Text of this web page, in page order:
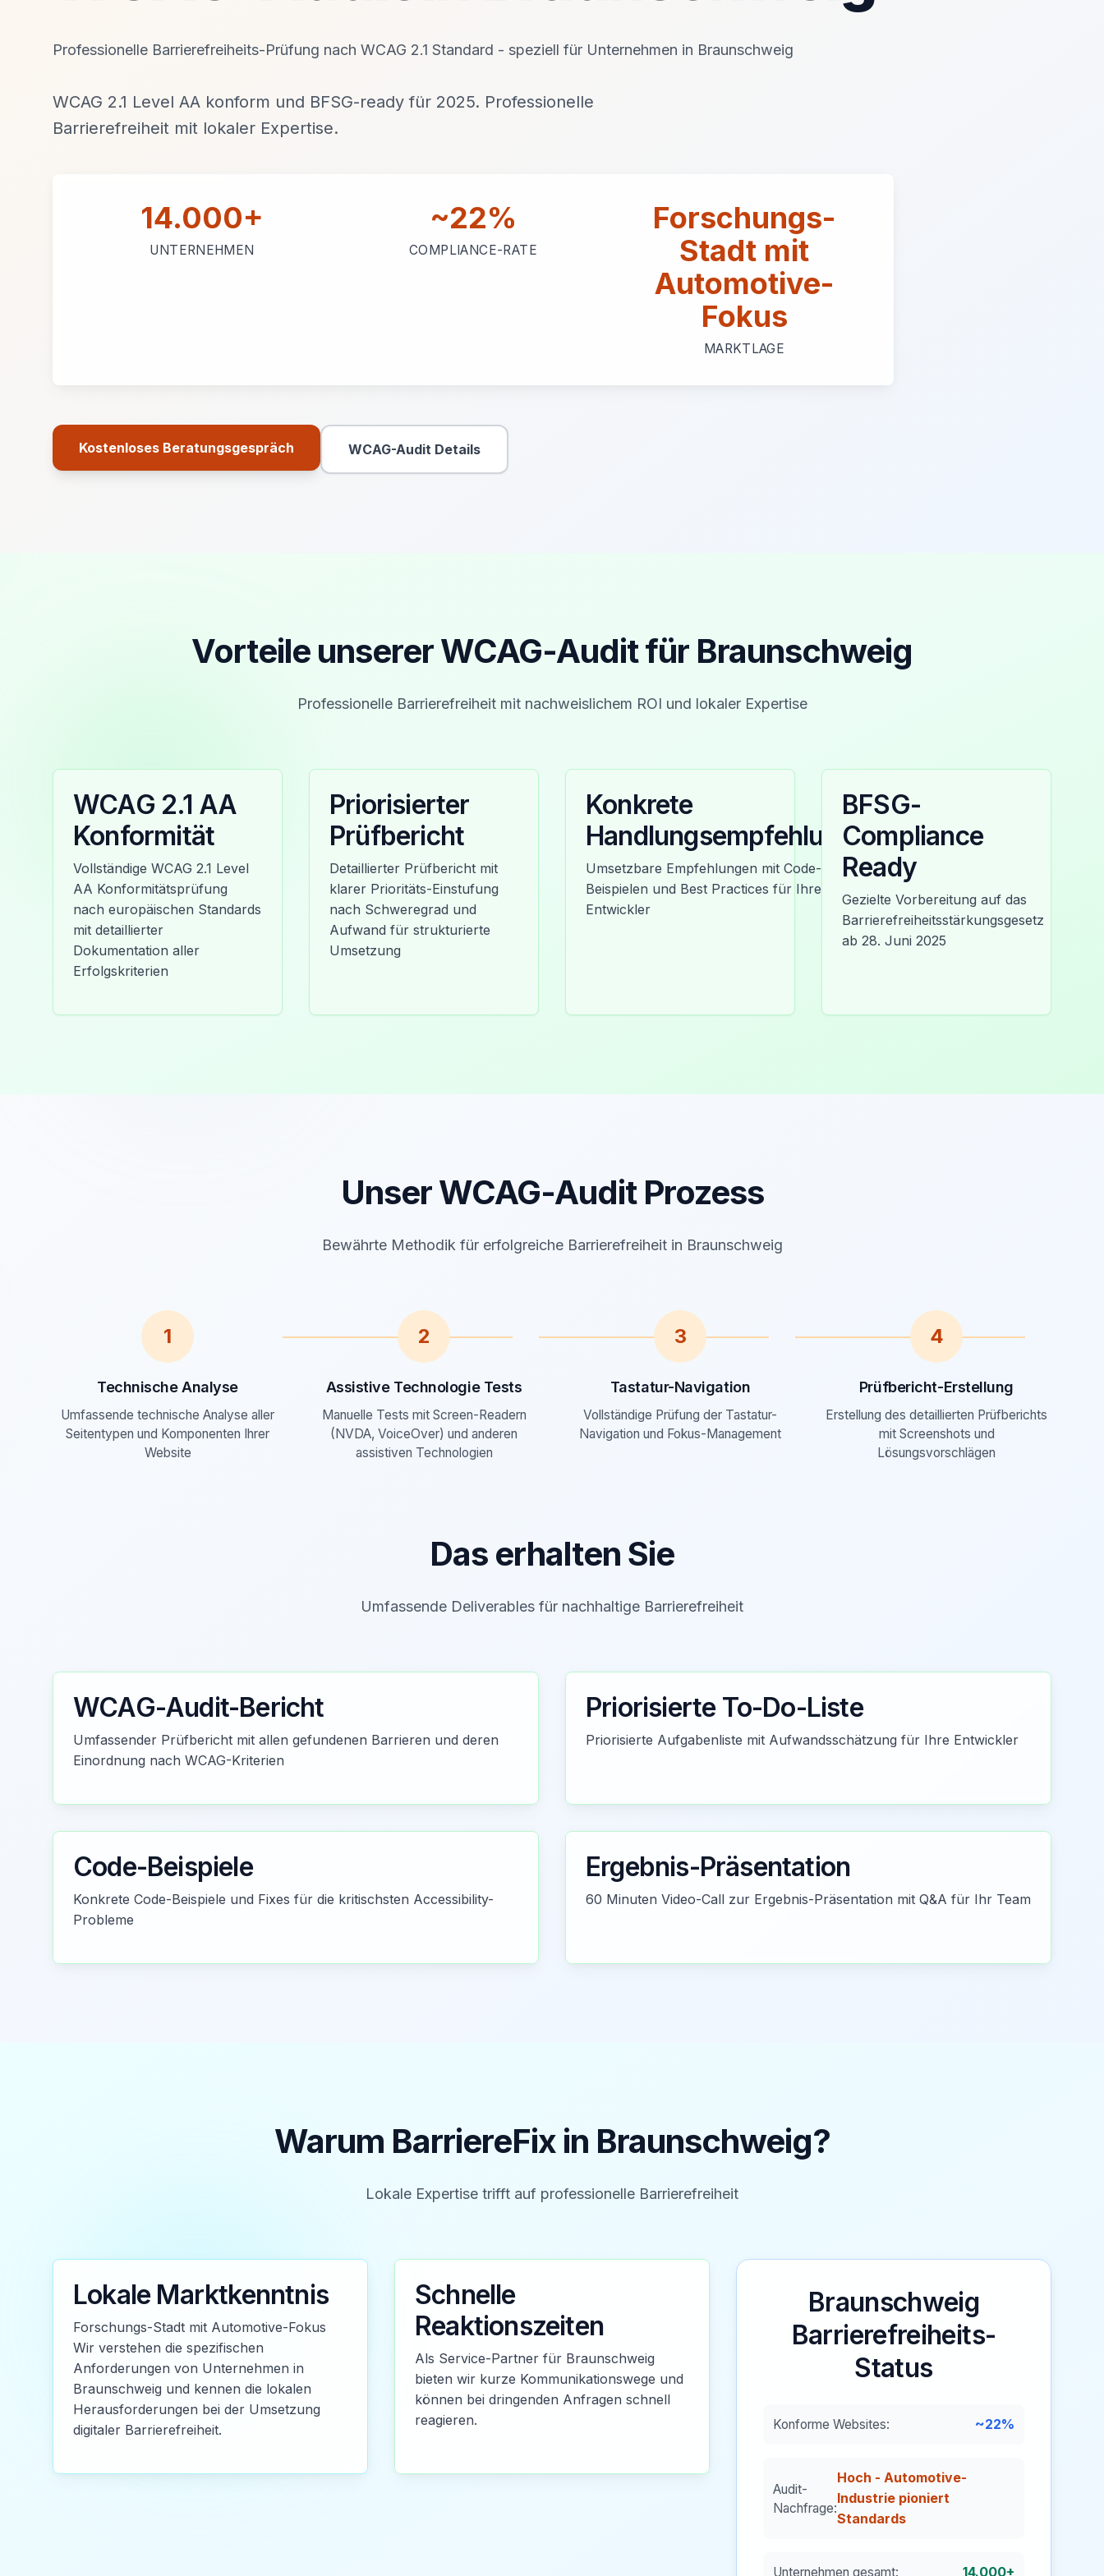
Professionelle Barrierefreiheits-Prüfung nach WCAG 2.1 Standard - speziell für Unternehmen in Braunschweig
WCAG 2.1 Level AA konform und BFSG-ready für 2025. Professionelle
Barrierefreiheit mit lokaler Expertise.
14.000+
UNTERNEHMEN
~22%
COMPLIANCE-RATE
Forschungs-
Stadt mit
Automotive-
Fokus
MARKTLAGE
Kostenloses Beratungsgespräch
Primäre Aktion WCAG-Audit Details
Sekundäre Aktion
Vorteile unserer WCAG-Audit für Braunschweig
Professionelle Barrierefreiheit mit nachweislichem ROI und lokaler Expertise
WCAG 2.1 AA
Konformität
Vollständige WCAG 2.1 Level
AA Konformitätsprüfung
nach europäischen Standards
mit detaillierter
Dokumentation aller
Erfolgskriterien
Priorisierter
Prüfbericht
Detaillierter Prüfbericht mit
klarer Prioritäts-Einstufung
nach Schweregrad und
Aufwand für strukturierte
Umsetzung
Konkrete
Handlungsempfehlungen
Umsetzbare Empfehlungen mit Code-
Beispielen und Best Practices für Ihre
Entwickler
BFSG-
Compliance
Ready
Gezielte Vorbereitung auf das
Barrierefreiheitsstärkungsgesetz
ab 28. Juni 2025
Unser WCAG-Audit Prozess
Bewährte Methodik für erfolgreiche Barrierefreiheit in Braunschweig
1
Technische Analyse
Umfassende technische Analyse aller
Seitentypen und Komponenten Ihrer
Website
2
Assistive Technologie Tests
Manuelle Tests mit Screen-Readern
(NVDA, VoiceOver) und anderen
assistiven Technologien
3
Tastatur-Navigation
Vollständige Prüfung der Tastatur-
Navigation und Fokus-Management
4
Prüfbericht-Erstellung
Erstellung des detaillierten Prüfberichts
mit Screenshots und
Lösungsvorschlägen
Das erhalten Sie
Umfassende Deliverables für nachhaltige Barrierefreiheit
WCAG-Audit-Bericht
Umfassender Prüfbericht mit allen gefundenen Barrieren und deren
Einordnung nach WCAG-Kriterien
Priorisierte To-Do-Liste
Priorisierte Aufgabenliste mit Aufwandsschätzung für Ihre Entwickler
Code-Beispiele
Konkrete Code-Beispiele und Fixes für die kritischsten Accessibility-
Probleme
Ergebnis-Präsentation
60 Minuten Video-Call zur Ergebnis-Präsentation mit Q&A für Ihr Team
Warum BarriereFix in Braunschweig?
Lokale Expertise trifft auf professionelle Barrierefreiheit
Lokale Marktkenntnis
Forschungs-Stadt mit Automotive-Fokus
Wir verstehen die spezifischen
Anforderungen von Unternehmen in
Braunschweig und kennen die lokalen
Herausforderungen bei der Umsetzung
digitaler Barrierefreiheit.
Schnelle
Reaktionszeiten
Als Service-Partner für Braunschweig
bieten wir kurze Kommunikationswege und
können bei dringenden Anfragen schnell
reagieren.
Braunschweig
Barrierefreiheits-
Status
Konforme Websites: ~22%
Audit-
Nachfrage:
Hoch - Automotive-
Industrie pioniert
Standards
Unternehmen gesamt: 14.000+